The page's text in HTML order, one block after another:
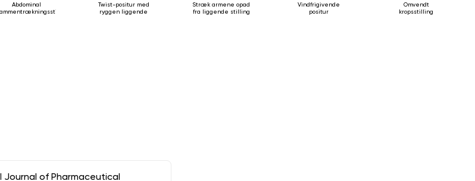
Abdominal
Twist-positur med
ryggen liggende
Stræk armene opad
fra liggende stilling
Vindfrigivende
positur
Omvendt
kropsstilling
of Pharmaceutical